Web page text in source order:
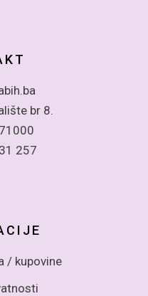
br 8.
257
/ kupovine